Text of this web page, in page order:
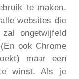
te maken.
websites die
ongetwijfeld
ook Chrome
maar een
winst. Als je